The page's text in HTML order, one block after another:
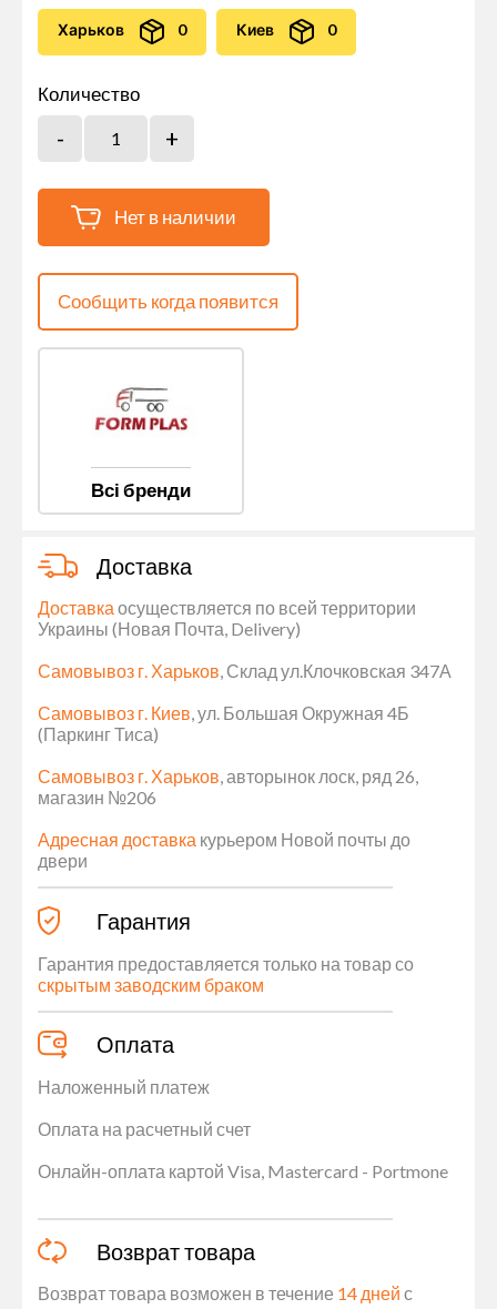
Харьков 0 Киев 0
Количество
Нет в наличии
Сообщить когда появится
Всі бренди
Доставка
Доставка осуществляется по всей территории
Украины (Новая Почта, Delivery)
Самовывоз г. Харьков, Склад ул.Клочковская 347А
Самовывоз г. Киев, ул. Большая Окружная 4Б
(Паркинг Тиса)
Самовывоз г. Харьков, авторынок лоск, ряд 26,
магазин №206
Адресная доставка курьером Новой почты до
двери
Гарантия
Гарантия предоставляется только на товар со
скрытым заводским браком
Оплата
Наложенный платеж
Оплата на расчетный счет
Онлайн-оплата картой Visa, Mastercard - Portmone
Возврат товара
Возврат товара возможен в течение 14 дней с